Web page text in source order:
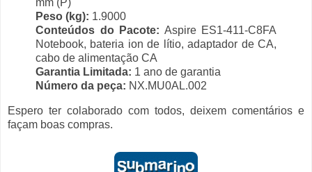
mm (P)
Peso (kg): 1.9000
Conteúdos do Pacote: Aspire ES1-411-C8FA
Notebook, bateria ion de lítio, adaptador de CA,
cabo de alimentação CA
Garantia Limitada: 1 ano de garantia
Número da peça: NX.MU0AL.002
Espero ter colaborado com todos, deixem comentários e
façam boas compras.